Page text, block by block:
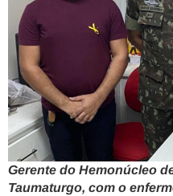
Gerente do Hemonúcleo
Taumaturgo, com o